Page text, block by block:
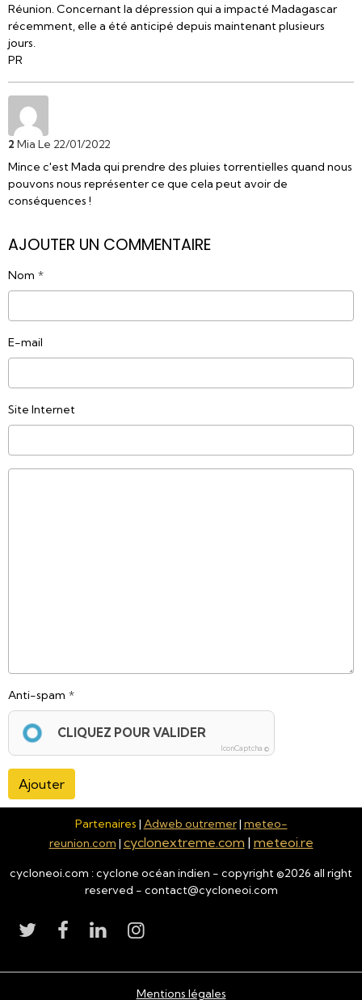
Réunion. Concernant la dépression qui a impacté Madagascar
récemment, elle a été anticipé depuis maintenant plusieurs
jours.
PR
2 Mia Le 22/01/2022
Mince c'est Mada qui prendre des pluies torrentielles quand nous
pouvons nous représenter ce que cela peut avoir de
conséquences !
AJOUTER UN COMMENTAIRE
Nom
E-mail
Site Internet
Anti-spam
CLIQUEZ POUR VALIDER
IconCaptcha ©
Ajouter
Partenaires | Adweb outremer| meteo-
reunion.com | cyclonextreme.com | meteoi.re
cycloneoi.com : cyclone océan indien - copyright ©2026 all right
reserved - contact@cycloneoi.com
Mentions légales